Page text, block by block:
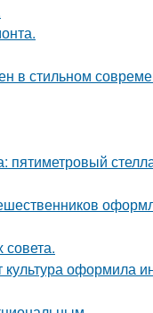
в стильном
пятиметровый
совета.
оформила